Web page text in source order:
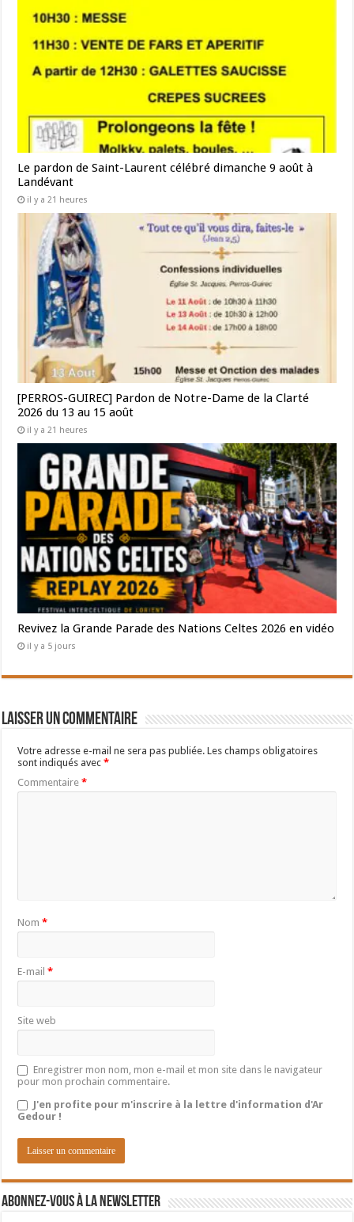
Le pardon de Saint-Laurent célébré dimanche 9 août à
Landévant
il y a 21 heures
[PERROS-GUIREC] Pardon de Notre-Dame de la Clarté
2026 du 13 au 15 août
il y a 21 heures
Revivez la Grande Parade des Nations Celtes 2026 en vidéo
il y a 5 jours
Laisser un commentaire
Votre adresse e-mail ne sera pas publiée. Les champs obligatoires
sont indiqués avec*
Commentaire*
Nom*
E-mail*
Site web
Enregistrer mon nom, mon e-mail et mon site dans le navigateur
pour mon prochain commentaire.
J'en profite pour m'inscrire à la lettre d'information d'Ar
Gedour !
Abonnez-vous à la newsletter